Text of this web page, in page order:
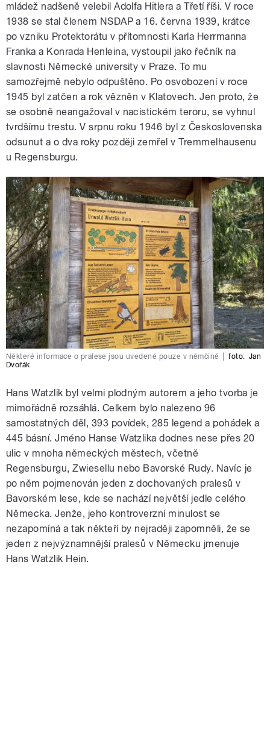
mládež nadšeně velebil Adolfa Hitlera a Třetí říši. V roce
1938 se stal členem NSDAP a 16. června 1939, krátce
po vzniku Protektorátu v přítomnosti Karla Herrmanna
Franka a Konrada Henleina, vystoupil jako řečník na
slavnosti Německé university v Praze. To mu
samozřejmě nebylo odpuštěno. Po osvobození v roce
1945 byl zatčen a rok vězněn v Klatovech. Jen proto, že
se osobně neangažoval v nacistickém teroru, se vyhnul
tvrdšímu trestu. V srpnu roku 1946 byl z Československa
odsunut a o dva roky později zemřel v Tremmelhausenu
u Regensburgu.
Některé informace o pralese jsou uvedené pouze v němčině foto: Jan
Dvořák
Hans Watzlik byl velmi plodným autorem a jeho tvorba je
mimořádně rozsáhlá. Celkem bylo nalezeno 96
samostatných děl, 393 povídek, 285 legend a pohádek a
445 básní. Jméno Hanse Watzlika dodnes nese přes 20
ulic v mnoha německých městech, včetně
Regensburgu, Zwiesellu nebo Bavorské Rudy. Navíc je
po něm pojmenován jeden z dochovaných pralesů v
Bavorském lese, kde se nachází největší jedle celého
Německa. Jenže, jeho kontroverzní minulost se
nezapomíná a tak někteří by nejraději zapomněli, že se
jeden z nejvýznamnější pralesů v Německu jmenuje
Hans Watzlik Hein.